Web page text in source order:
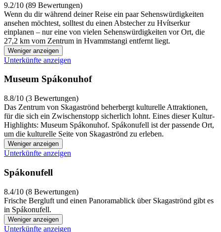
9.2/10 (89 Bewertungen)
Wenn du dir während deiner Reise ein paar Sehenswürdigkeiten
ansehen möchtest, solltest du einen Abstecher zu Hvítserkur
einplanen – nur eine von vielen Sehenswürdigkeiten vor Ort, die
27,2 km vom Zentrum in Hvammstangi entfernt liegt.
Weniger anzeigen
Unterkünfte anzeigen
Museum Spákonuhof
8.8/10 (3 Bewertungen)
Das Zentrum von Skagaströnd beherbergt kulturelle Attraktionen,
für die sich ein Zwischenstopp sicherlich lohnt. Eines dieser Kultur-
Highlights: Museum Spákonuhof. Spákonufell ist der passende Ort,
um die kulturelle Seite von Skagaströnd zu erleben.
Weniger anzeigen
Unterkünfte anzeigen
Spákonufell
8.4/10 (8 Bewertungen)
Frische Bergluft und einen Panoramablick über Skagaströnd gibt es
in Spákonufell.
Weniger anzeigen
Unterkünfte anzeigen